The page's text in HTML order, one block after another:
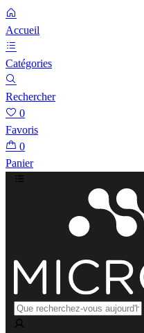
Accueil
Catégories
Rechercher
0
Favoris
0
Panier